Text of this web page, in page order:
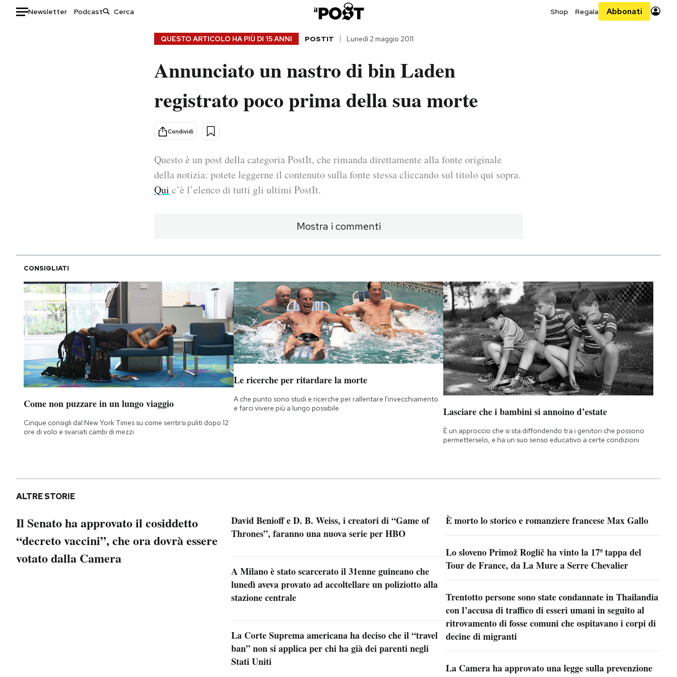
Newsletter Podcast Shop Regala Abbonati
Storie/Idee
Ok Boomer!
Altrecose
I MIEI PREFERITI
SHOP
CALENDARIO
AREA PERSONALE
Area Personale
Esci
QUESTO ARTICOLO HA PIÙ DI 15 ANNI POSTIT Lunedì 2 maggio 2011
Annunciato un nastro di bin Laden
registrato poco prima della sua morte
Condividi
Questo è un post della categoria PostIt, che rimanda direttamente alla fonte originale
della notizia: potete leggerne il contenuto sulla fonte stessa cliccando sul titolo qui sopra.
Qui c’è l’elenco di tutti gli ultimi PostIt.
Mostra i commenti
CONSIGLIATI
Come non puzzare in un lungo viaggio
Cinque consigli dal New York Times su come sentirsi puliti dopo 12
ore di volo e svariati cambi di mezzi
Le ricerche per ritardare la morte
A che punto sono studi e ricerche per rallentare l'invecchiamento
e farci vivere più a lungo possibile
Lasciare che i bambini si annoino d’estate
È un approccio che si sta diffondendo tra i genitori che possono
permetterselo, e ha un suo senso educativo a certe condizioni
ALTRE STORIE
Il Senato ha approvato il cosiddetto
“decreto vaccini”, che ora dovrà essere
votato dalla Camera
David Benioff e D. B. Weiss, i creatori di “Game of
Thrones”, faranno una nuova serie per HBO
A Milano è stato scarcerato il 31enne guineano che
lunedì aveva provato ad accoltellare un poliziotto alla
stazione centrale
La Corte Suprema americana ha deciso che il “travel
ban” non si applica per chi ha già dei parenti negli
Stati Uniti
È morto lo storico e romanziere francese Max Gallo
Lo sloveno Primož Roglič ha vinto la 17ª tappa del
Tour de France, da La Mure a Serre Chevalier
Trentotto persone sono state condannate in Thailandia
con l’accusa di traffico di esseri umani in seguito al
ritrovamento di fosse comuni che ospitavano i corpi di
decine di migranti
La Camera ha approvato una legge sulla prevenzione